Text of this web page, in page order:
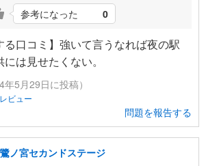
参考になった 0
る口コミ】強いて言うなれば夜の駅
は見せたくない。
5月29日に投稿）
ビュー
問題を報告する
ノ宮セカンドステージ